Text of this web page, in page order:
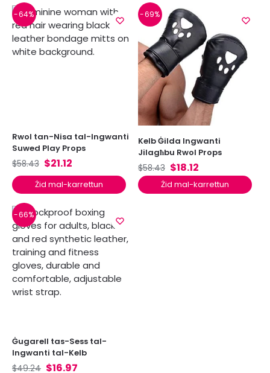
-64%
Rwol tan-Nisa tal-Ingwanti
Suwed Play Props
$58.43 $21.12
Żid mal-karrettun
-69%
Kelb Ġilda Ingwanti
Jilagħbu Rwol Props
$58.43 $18.12
Żid mal-karrettun
-66%
Ġugarell tas-Sess tal-
Ingwanti tal-Kelb
$49.24 $16.97